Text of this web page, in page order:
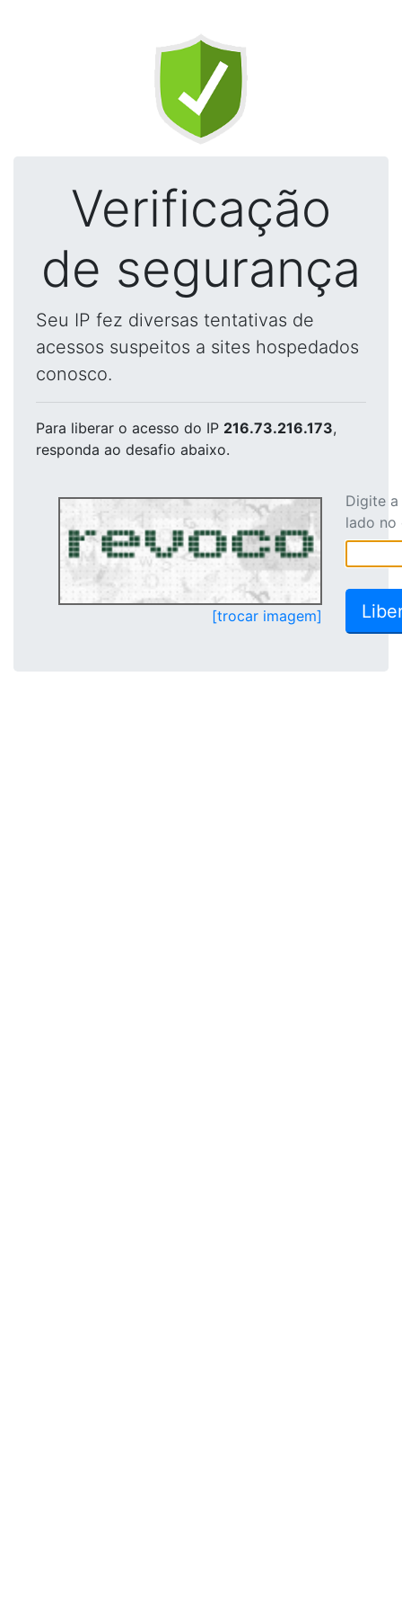
Verificação
de segurança
Seu IP fez diversas tentativas de
acessos suspeitos a sites hospedados
conosco.
Para liberar o acesso do IP 216.73.216.173,
responda ao desafio abaixo.
[trocar imagem]
Digite
lado no